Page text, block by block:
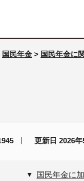
国民年金 > 国民年金に
更新日 2026年
国民年金に